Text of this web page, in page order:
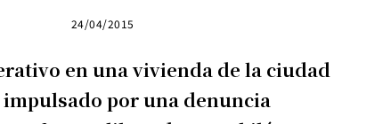
24/04/2015
en una vivienda de la ciudad
impulsado por una denuncia